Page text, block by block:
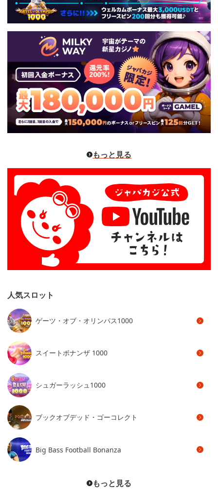
もっと見る
人気スロット
ゲーツ・オブ・オリンパス1000
スイートボナンザ 1000
シュガーラッシュ1000
ブックオブデッド・ゴーコレクト
Big Bass Football Bonanza
もっと見る